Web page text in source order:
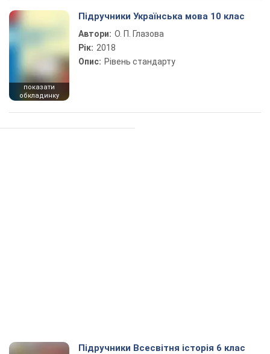
показати
обкладинку
Підручники Українська мова 10 клас
Автори: О. П. Глазова
Рік: 2018
Опис: Рівень стандарту
Підручники Всесвітня історія 6 клас